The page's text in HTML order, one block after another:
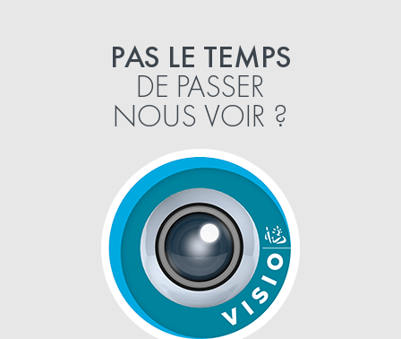
PAS LE TEMPS
DE PASSER
NOUS VOIR ?